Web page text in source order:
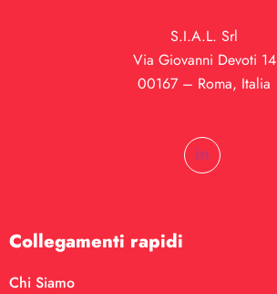
S.I.A.L. Srl
Via Giovanni Devoti 14
00167 – Roma, Italia
Collegamenti rapidi
Chi Siamo